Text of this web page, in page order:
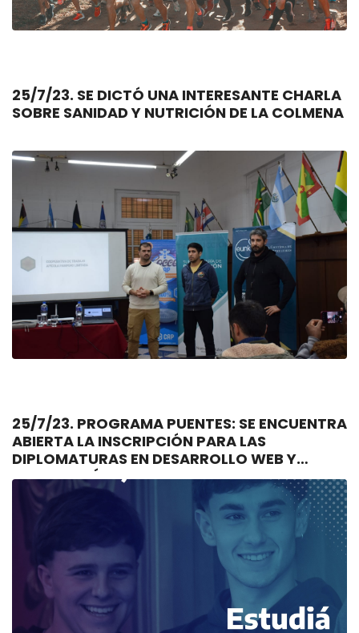
25/7/23. SE DICTÓ UNA INTERESANTE CHARLA
SOBRE SANIDAD Y NUTRICIÓN DE LA COLMENA
25/7/23. PROGRAMA PUENTES: SE ENCUENTRA
ABIERTA LA INSCRIPCIÓN PARA LAS
DIPLOMATURAS EN DESARROLLO WEB Y
PRODUCCIÓN AUDIOVISUAL